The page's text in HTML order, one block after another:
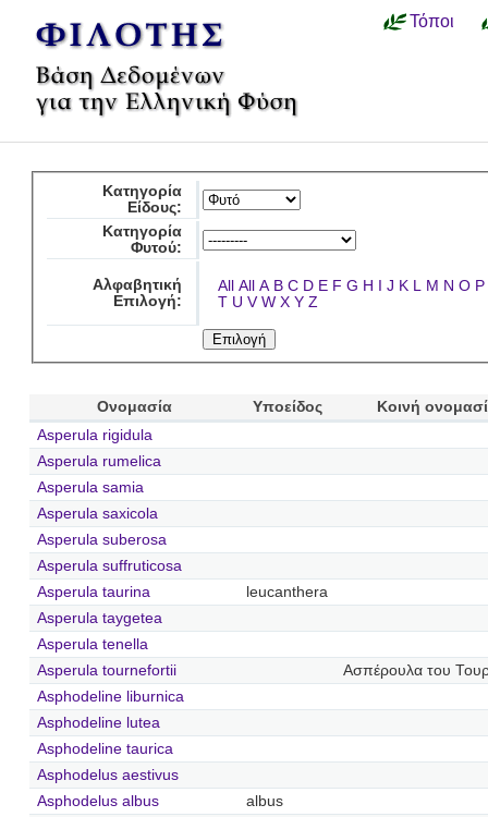
Τόποι
Κατηγορία
Είδους:
Κατηγορία
Φυτού:
Αλφαβητική
Επιλογή:
All All A B C D E F G H I J K L M N O P
T U V W X Y Z
Ονομασία Υποείδος
Κοινή
Asperula rigidula
Asperula rumelica
Asperula samia
Asperula saxicola
Asperula suberosa
Asperula suffruticosa
Asperula taurina
leucanthera
Asperula taygetea
Asperula tenella
Asperula tournefortii
Ασπέρουλα του
Asphodeline liburnica
Asphodeline lutea
Asphodeline taurica
Asphodelus aestivus
Asphodelus albus
albus